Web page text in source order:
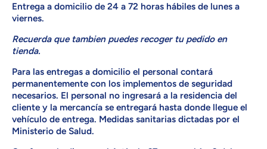
Entrega a domicilio de 24 a 72 horas hábiles de lunes a
viernes.
Recuerda que tambien puedes recoger tu pedido en
tienda.
Para las entregas a domicilio el personal contará
permanentemente con los implementos de seguridad
necesarios. El personal no ingresará a la residencia del
cliente y la mercancía se entregará hasta donde llegue el
vehículo de entrega. Medidas sanitarias dictadas por el
Ministerio de Salud.